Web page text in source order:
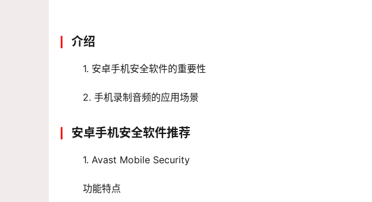
介绍
1. 安卓手机安全软件的重要性
2. 手机录制音频的应用场景
安卓手机安全软件推荐
1. Avast Mobile Security
功能特点